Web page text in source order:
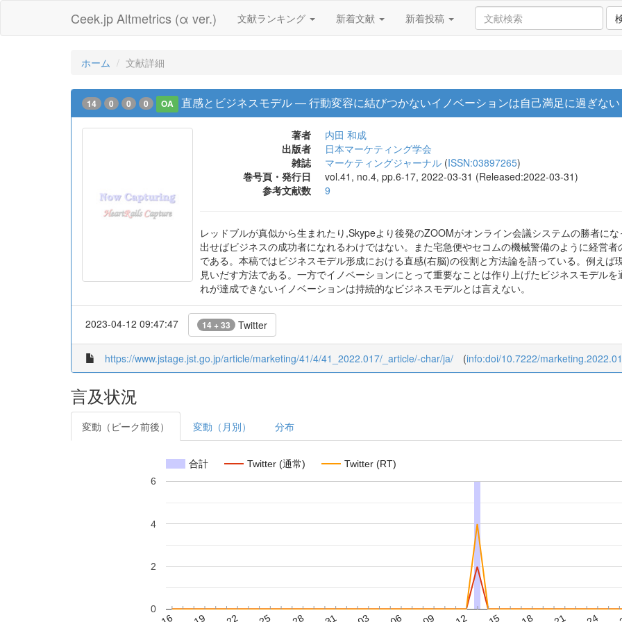
Ceek.jp Altmetrics (α ver.) 文献ランキング 新着文献 新着投稿
ホーム 文献詳細
14 0 0 0 OA 直感とビジネスモデル ― 行動変容に結びつかないイノベーションは自己満足に過ぎな
著者
内田 和成
出版者
日本マーケティング学会
雑誌
マーケティングジャーナル (ISSN:03897265)
巻号頁・発行日
vol.41, no.4, pp.6-17, 2022-03-31 (Released:2022-03-31)
参考文献数
9
レッドブルが真似から生まれたり,Skypeより後発のZOOMがオンライン会議システムの勝者に
出せばビジネスの成功者になれるわけではない。また宅急便やセコムの機械警備のように経営
である。本稿ではビジネスモデル形成における直感(右脳)の役割と方法論を語っている。例え
見いだす方法である。一方でイノベーションにとって重要なことは作り上げたビジネスモデル
れが達成できないイノベーションは持続的なビジネスモデルとは言えない。
2023-04-12 09:47:47 14 + 33 Twitter
https://www.jstage.jst.go.jp/article/marketing/41/4/41_2022.017/_article/-char/ja/ (info:doi/10.7222/
言及状況
変動（ピーク前後） 変動（月別） 分布
合計 Twitter (通常) Twitter (RT)
0
2
4
6